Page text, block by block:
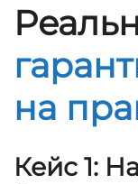
на
Кейс 1: